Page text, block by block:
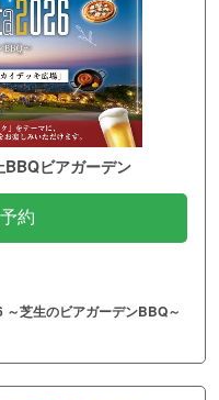
BBQビアガーデン
約
芝生のビアガーデンBBQ～